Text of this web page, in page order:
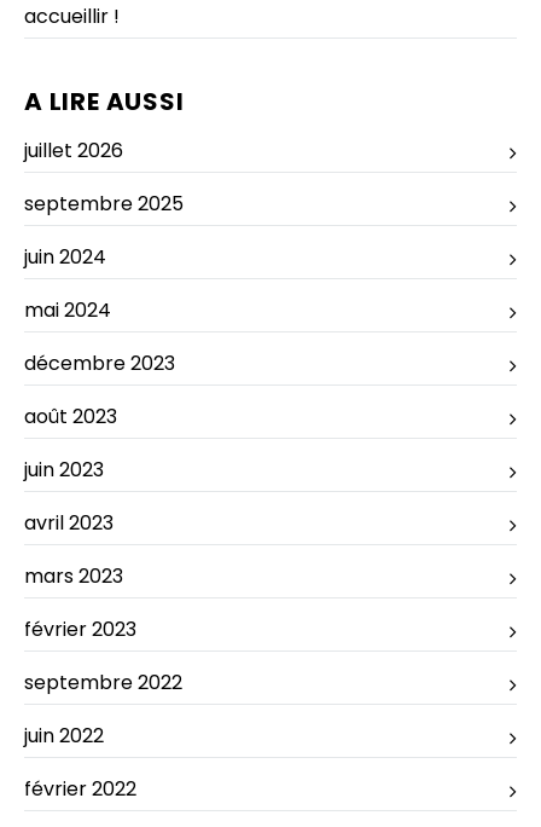
accueillir !
A LIRE AUSSI
juillet 2026
septembre 2025
juin 2024
mai 2024
décembre 2023
août 2023
juin 2023
avril 2023
mars 2023
février 2023
septembre 2022
juin 2022
février 2022